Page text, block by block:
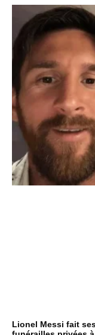
Lionel Messi fait